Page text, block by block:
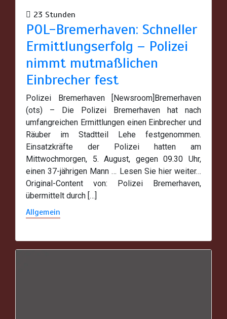
23 Stunden
POL-Bremerhaven: Schneller
Ermittlungserfolg – Polizei
nimmt mutmaßlichen
Einbrecher fest
Polizei Bremerhaven [Newsroom]Bremerhaven
(ots) – Die Polizei Bremerhaven hat nach
umfangreichen Ermittlungen einen Einbrecher und
Räuber im Stadtteil Lehe festgenommen.
Einsatzkräfte der Polizei hatten am
Mittwochmorgen, 5. August, gegen 09.30 Uhr,
einen 37-jährigen Mann … Lesen Sie hier weiter…
Original-Content von: Polizei Bremerhaven,
übermittelt durch […]
Allgemein